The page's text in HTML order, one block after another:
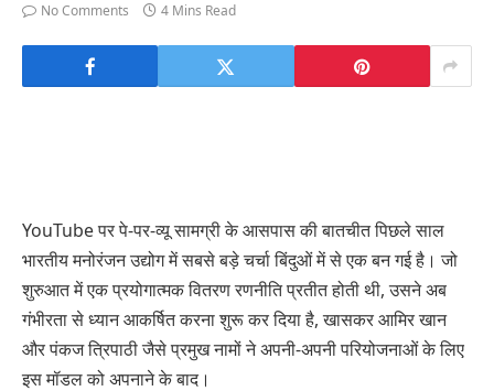
No Comments
4 Mins Read
YouTube पर पे-पर-व्यू सामग्री के आसपास की बातचीत पिछले साल
भारतीय मनोरंजन उद्योग में सबसे बड़े चर्चा बिंदुओं में से एक बन गई है। जो
शुरुआत में एक प्रयोगात्मक वितरण रणनीति प्रतीत होती थी, उसने अब
गंभीरता से ध्यान आकर्षित करना शुरू कर दिया है, खासकर आमिर खान
और पंकज त्रिपाठी जैसे प्रमुख नामों ने अपनी-अपनी परियोजनाओं के लिए
इस मॉडल को अपनाने के बाद।